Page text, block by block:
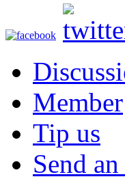
Member
Tip us
Send